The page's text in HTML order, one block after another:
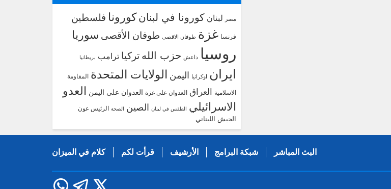
مصر لبنان كورونا في لبنان كورونا فلسطين
فرنسا غزة طوفان الاقصى طوفان الأقصى سوريا
روسيا داعش حزب الله تركيا ترامب بريطانيا
ايران اوكرانيا اليمن الولايات المتحدة المقاومة
الاسلامية العراق العدوان على غزة العدوان على اليمن العدو
الاسرائيلي الطقس في لبنان الصين الصحة الرئيس عون
الجيش اللبناني
البث المباشر شبكة البرامج الأرشيف قرأت لكم كلام في الميزان